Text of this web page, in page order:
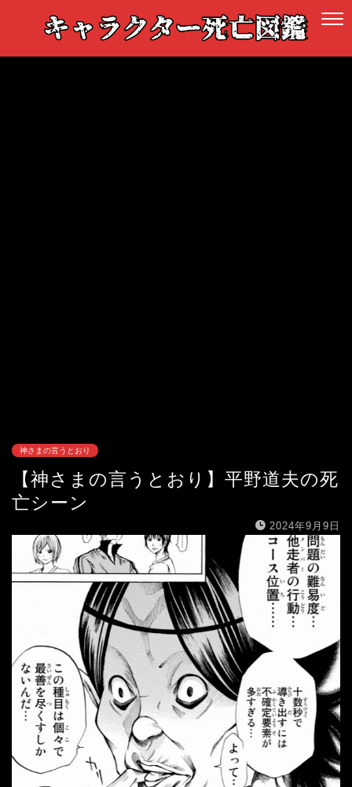
神さまの言うとおり
【神さまの言うとおり】平野道夫の死
亡シーン
2024年9月9日